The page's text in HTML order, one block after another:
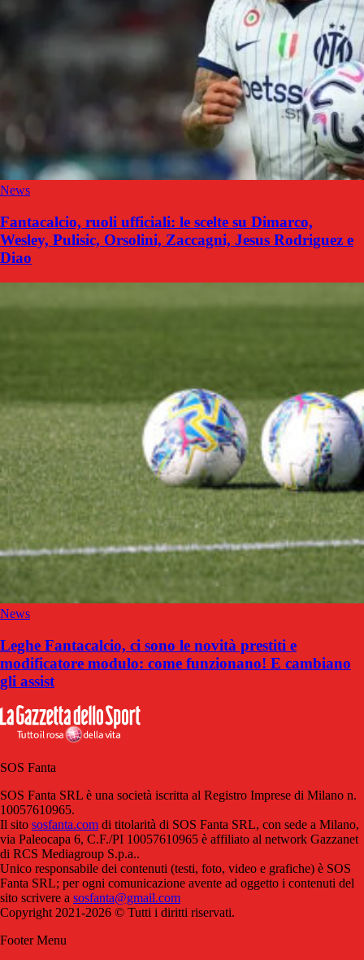
News
Fantacalcio, ruoli ufficiali: le scelte su Dimarco,
Wesley, Pulisic, Orsolini, Zaccagni, Jesus Rodriguez e
Diao
News
Leghe Fantacalcio, ci sono le novità prestiti e
modificatore modulo: come funzionano! E cambiano
gli assist
SOS Fanta
SOS Fanta SRL è una società iscritta al Registro Imprese di Milano n.
10057610965.
Il sito sosfanta.com di titolarità di SOS Fanta SRL, con sede a Milano,
via Paleocapa 6, C.F./PI 10057610965 è affiliato al network Gazzanet
di RCS Mediagroup S.p.a..
Unico responsabile dei contenuti (testi, foto, video e grafiche) è SOS
Fanta SRL; per ogni comunicazione avente ad oggetto i contenuti del
sito scrivere a sosfanta@gmail.com
Copyright 2021-2026 © Tutti i diritti riservati.
Footer Menu